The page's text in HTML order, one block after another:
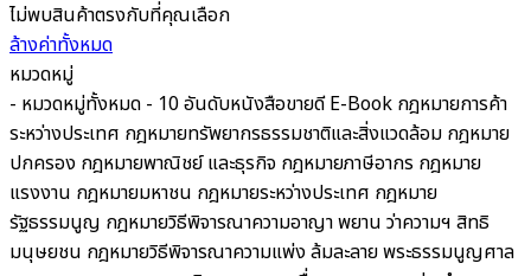
ไม่พบสินค้าตรงกับที่คุณเลือก
ล้างค่าทั้งหมด
หมวดหมู่
- หมวดหมู่ทั้งหมด - 10 อันดับหนังสือขายดี E-Book กฎหมายการค้า
ระหว่างประเทศ กฎหมายทรัพยากรธรรมชาติและสิ่งแวดล้อม กฎหมาย
ปกครอง กฎหมายพาณิชย์ และธุรกิจ กฎหมายภาษีอากร กฎหมาย
แรงงาน กฎหมายมหาชน กฎหมายระหว่างประเทศ กฎหมาย
รัฐธรรมนูญ กฎหมายวิธีพิจารณาความอาญา พยาน ว่าความฯ สิทธิ
มนุษยชน กฎหมายวิธีพิจารณาความแพ่ง ล้มละลาย พระธรรมนูญศาล